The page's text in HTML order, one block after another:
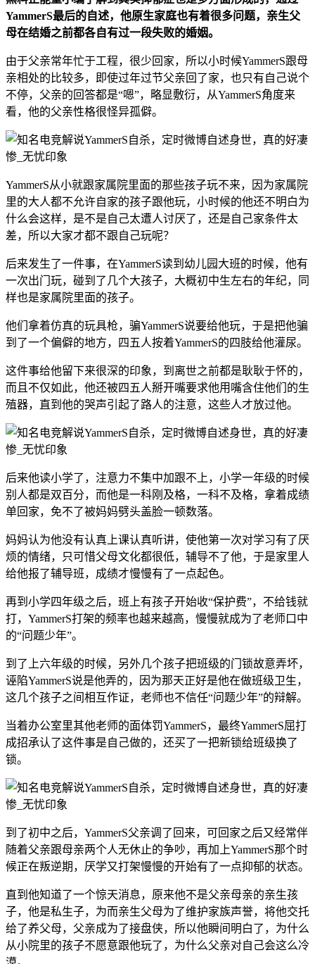
YammerS最后的自述，他原生家庭也有着很多问题，亲生父
母在结婚之前都各自有过一段失败的婚姻。
由于父亲常年忙于工程，很少回家，所以小时候YammerS跟母
亲相处的比较多，即使过年过节父亲回了家，也只有自己说个
不停，父亲的回答都是“嗯”，略显敷衍，从YammerS角度来
看，他的父亲性格很怪异孤僻。
YammerS从小就跟家属院里面的那些孩子玩不来，因为家属院
里的大人都不允许自家的孩子跟他玩，小时候的他还不明白为
什么会这样，是不是自己太遭人讨厌了，还是自己家条件太
差，所以大家才都不跟自己玩呢？
后来发生了一件事，在YammerS读到幼儿园大班的时候，他有
一次出门玩，碰到了几个大孩子，大概初中生左右的年纪，同
样也是家属院里面的孩子。
他们拿着仿真的玩具枪，骗YammerS说要给他玩，于是把他骗
到了一个偏僻的地方，四五人按着YammerS的四肢给他灌尿。
这件事给他留下来很深的印象，到离世之前都是耿耿于怀的，
而且不仅如此，他还被四五人掰开嘴要求他用嘴含住他们的生
殖器，直到他的哭声引起了路人的注意，这些人才放过他。
后来他读小学了，注意力不集中加跟不上，小学一年级的时候
别人都是双百分，而他是一科刚及格，一科不及格，拿着成绩
单回家，免不了被妈妈劈头盖脸一顿数落。
妈妈认为他没有认真上课认真听讲，使他第一次对学习有了厌
烦的情绪，只可惜父母文化都很低，辅导不了他，于是家里人
给他报了辅导班，成绩才慢慢有了一点起色。
再到小学四年级之后，班上有孩子开始收“保护费”，不给钱就
打，YammerS打架的频率也越来越高，慢慢就成为了老师口中
的“问题少年”。
到了上六年级的时候，另外几个孩子把班级的门锁故意弄坏，
诬陷YammerS说是他弄的，因为那天正好是他在做班级卫生，
这几个孩子之间相互作证，老师也不信任“问题少年”的辩解。
当着办公室里其他老师的面体罚YammerS，最终YammerS屈打
成招承认了这件事是自己做的，还买了一把新锁给班级换了
锁。
到了初中之后，YammerS父亲调了回来，可回家之后又经常伴
随着父亲跟母亲两个人无休止的争吵，再加上YammerS那个时
候正在叛逆期，厌学又打架慢慢的开始有了一点抑郁的状态。
直到他知道了一个惊天消息，原来他不是父亲母亲的亲生孩
子，他是私生子，为而亲生父母为了维护家族声誉，将他交托
给了养父母，父亲成为了接盘侠，所以他瞬间明白了，为什么
从小院里的孩子不愿意跟他玩了，为什么父亲对自己会这么冷